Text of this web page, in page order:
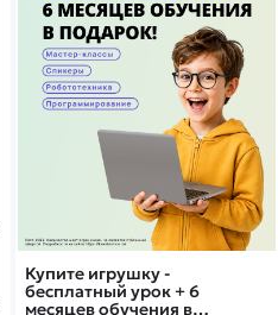
Купите игрушку -
бесплатный урок + 6
месяцев обучения в